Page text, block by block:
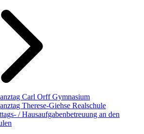
Carl Orff Gymnasium
Therese-Giehse Realschule
/ Hausaufgabenbetreuung an den